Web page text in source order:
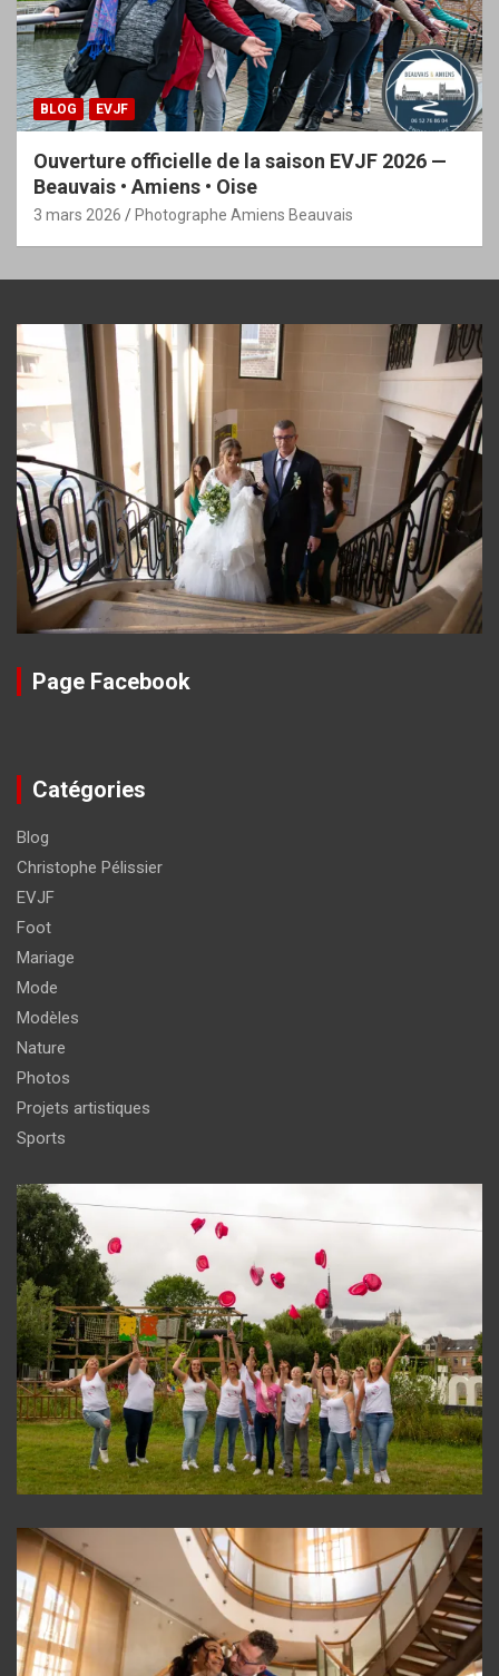
BLOG EVJF
Ouverture officielle de la saison EVJF 2026 —
Beauvais • Amiens • Oise
3 mars 2026 Photographe Amiens Beauvais
Page Facebook
Catégories
Blog
Christophe Pélissier
EVJF
Foot
Mariage
Mode
Modèles
Nature
Photos
Projets artistiques
Sports